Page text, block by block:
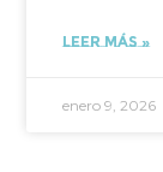
LEER MÁS »
enero 9, 2026